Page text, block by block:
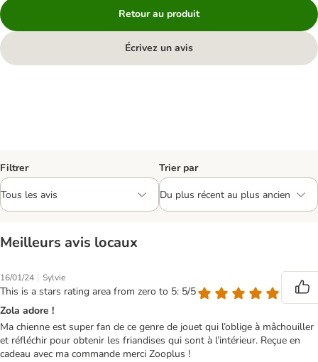
Retour au produit
Écrivez un avis
Filtrer Trier par
Meilleurs avis locaux
16/01/24 | Sylvie
This is a stars rating area from zero to 5: 5/5
Zola adore !
Ma chienne est super fan de ce genre de jouet qui l’oblige à mâchouiller
et réfléchir pour obtenir les friandises qui sont à l’intérieur. Reçue en
cadeau avec ma commande merci Zooplus !